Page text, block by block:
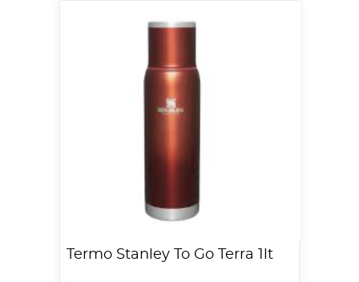
Termo Stanley To Go Terra 1lt